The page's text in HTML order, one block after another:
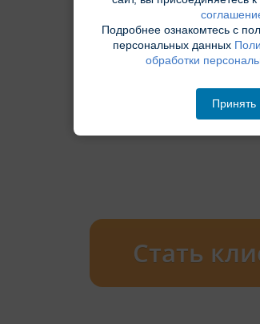
Стать
Подробнее ознакомтесь с
персональных данных
обработки
Принять